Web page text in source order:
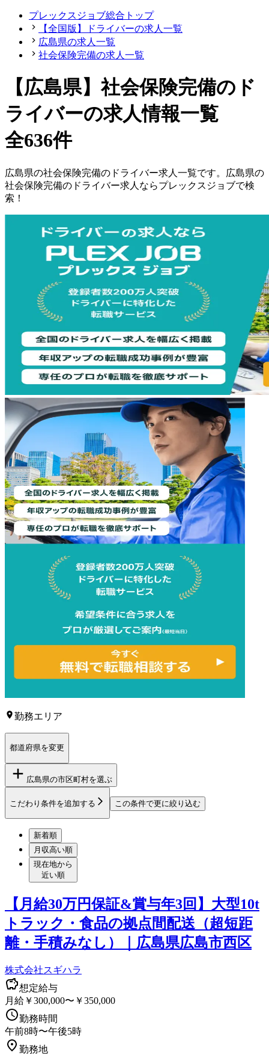
プレックスジョブ総合トップ
【全国版】ドライバーの求人一覧
広島県の求人一覧
社会保険完備の求人一覧
【広島県】社会保険完備のド
ライバーの求人情報一覧
全636件
広島県の社会保険完備の ドライバー求人一覧です。 広島県の
社会保険完備の ドライバー求人ならプレックスジョブで検
索！
勤務エリア
都道府県を変更
広島県の市区町村を選ぶ
こだわり条件を追加する この条件で更に絞り込む
新着順
月収高い順
現在地から
近い順
【月給30万円保証&賞与年3回】大型10t
トラック・食品の拠点間配送（超短距
離・手積みなし）｜広島県広島市西区
株式会社スギハラ
想定給与
月給￥300,000〜￥350,000
勤務時間
午前8時〜午後5時
勤務地